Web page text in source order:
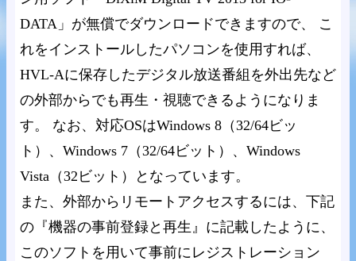
DATA」が無償でダウンロードできますので、 こ
れをインストールしたパソコンを使用すれば、
HVL-Aに保存したデジタル放送番組を外出先など
の外部からでも再生・視聴できるようになりま
す。 なお、対応OSはWindows 8（32/64ビッ
ト）、Windows 7（32/64ビット）、Windows
Vista（32ビット）となっています。
また、外部からリモートアクセスするには、下記
の『機器の事前登録と再生』に記載したように、
このソフトを用いて事前にレジストレーション